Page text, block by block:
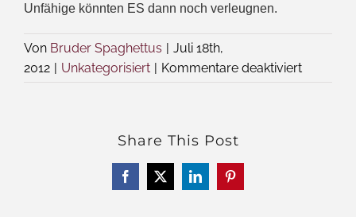
Unfähige könnten ES dann noch verleugnen.
Von Bruder Spaghettus | Juli 18th,
2012 | Unkategorisiert | Kommentare deaktiviertfür
Share This Post
Facebook
X LinkedInPinterest